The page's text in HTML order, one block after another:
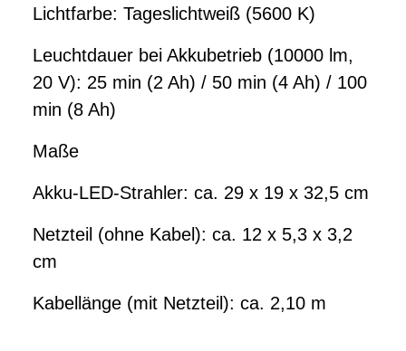
Lichtfarbe: Tageslichtweiß (5600 K)
Leuchtdauer bei Akkubetrieb (10000 lm,
20 V): 25 min (2 Ah) / 50 min (4 Ah) / 100
min (8 Ah)
Maße
Akku-LED-Strahler: ca. 29 x 19 x 32,5 cm
Netzteil (ohne Kabel): ca. 12 x 5,3 x 3,2
cm
Kabellänge (mit Netzteil): ca. 2,10 m